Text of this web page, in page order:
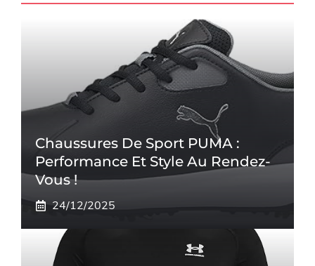
Chaussures De Sport PUMA :
Performance Et Style Au Rendez-
Vous !
24/12/2025